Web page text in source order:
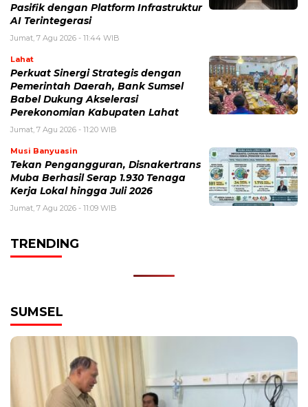
Pasifik dengan Platform Infrastruktur
AI Terintegerasi
Jumat, 7 Agu 2026 - 11:44 WIB
Lahat
Perkuat Sinergi Strategis dengan
Pemerintah Daerah, Bank Sumsel
Babel Dukung Akselerasi
Perekonomian Kabupaten Lahat
Jumat, 7 Agu 2026 - 11:20 WIB
Musi Banyuasin
Tekan Pengangguran, Disnakertrans
Muba Berhasil Serap 1.930 Tenaga
Kerja Lokal hingga Juli 2026
Jumat, 7 Agu 2026 - 11:09 WIB
TRENDING
SUMSEL